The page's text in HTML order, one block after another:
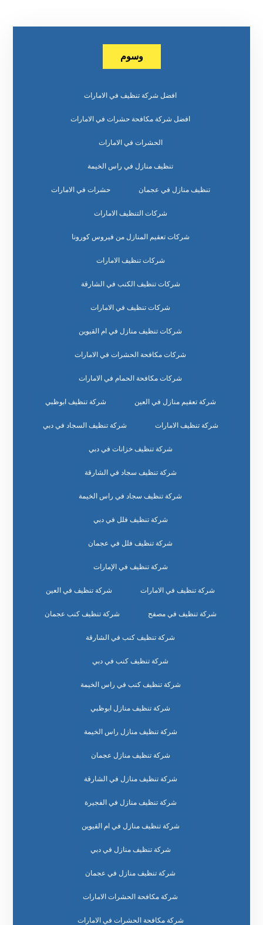
وسوم
افضل شركة تنظيف في الامارات
افضل شركة مكافحة حشرات في الامارات
الحشرات في الامارات
تنظيف منازل في راس الخيمة
تنظيف منازل في عجمان حشرات في الامارات
شركات التنظيف الامارات
شركات تعقيم المنازل من فيروس كورونا
شركات تنظيف الامارات
شركات تنظيف الكنب في الشارقة
شركات تنظيف في الامارات
شركات تنظيف منازل في ام القيوين
شركات مكافحة الحشرات في الامارات
شركات مكافحة الحمام في الامارات
شركة تعقيم منازل في العين شركة تنظيف ابوظبي
شركة تنظيف الامارات شركة تنظيف السجاد في دبي
شركة تنظيف خزانات في دبي
شركة تنظيف سجاد في الشارقة
شركة تنظيف سجاد في راس الخيمة
شركة تنظيف فلل في دبي
شركة تنظيف فلل في عجمان
شركة تنظيف في الإمارات
شركة تنظيف في الامارات شركة تنظيف في العين
شركة تنظيف في مصفح شركة تنظيف كنب عجمان
شركة تنظيف كنب في الشارقة
شركة تنظيف كنب في دبي
شركة تنظيف كنب في راس الخيمة
شركة تنظيف منازل ابوظبي
شركة تنظيف منازل راس الخيمة
شركة تنظيف منازل عجمان
شركة تنظيف منازل في الشارقة
شركة تنظيف منازل في الفجيرة
شركة تنظيف منازل في ام القيوين
شركة تنظيف منازل في دبي
شركة تنظيف منازل في عجمان
شركة مكافحة الحشرات الامارات
شركة مكافحة الحشرات في الامارات